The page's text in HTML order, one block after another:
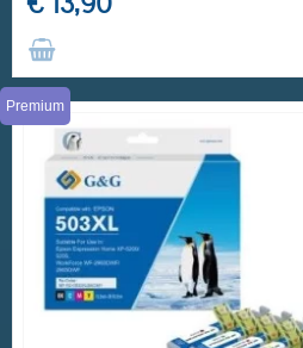
Premium